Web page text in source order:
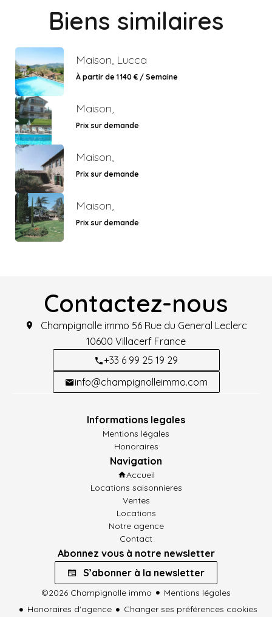
Biens similaires
Maison, Lucca
À partir de 1 140 € / Semaine
Maison,
Prix sur demande
Maison,
Prix sur demande
Maison,
Prix sur demande
Contactez-nous
Champignolle immo 56 Rue du General Leclerc
10600 Villacerf France
+33 6 99 25 19 29
info@champignolleimmo.com
Informations legales
Mentions légales
Honoraires
Navigation
Accueil
Locations saisonnieres
Ventes
Locations
Notre agence
Contact
Abonnez vous à notre newsletter
S’abonner à la newsletter
©2026 Champignolle immo
Mentions légales
Honoraires d'agence
Changer ses préférences cookies